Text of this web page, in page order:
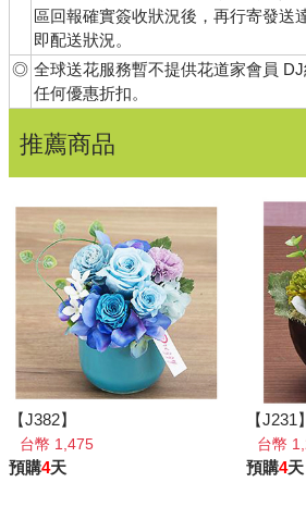
區回報確實簽收狀況後，再行寄發送
即配送狀況。
◎ 全球送花服務暫不提供花道家會員
任何優惠折扣。
推薦商品
【J382】
台幣 1,475
預購4天
【J231】
台幣
預購4天